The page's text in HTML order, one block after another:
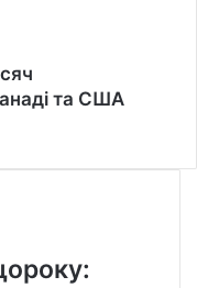
та США